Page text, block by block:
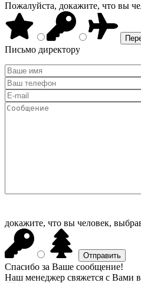
Пожалуйста, докажите, что вы
Письмо директору
докажите, что вы человек,
Спасибо за Ваше сообщение!
Наш менеджер свяжется с Вами